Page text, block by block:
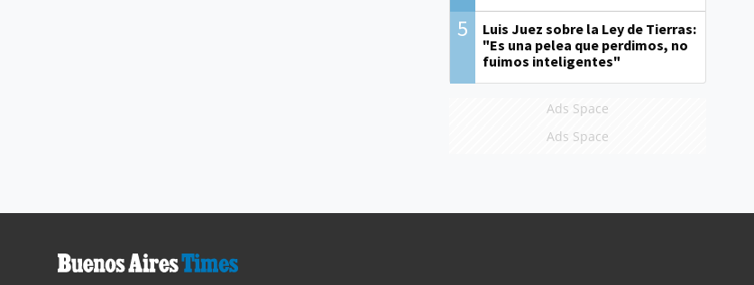
5
Luis Juez sobre la Ley de Tierras:
"Es una pelea que perdimos, no
fuimos inteligentes"
Ads Space
Ads Space